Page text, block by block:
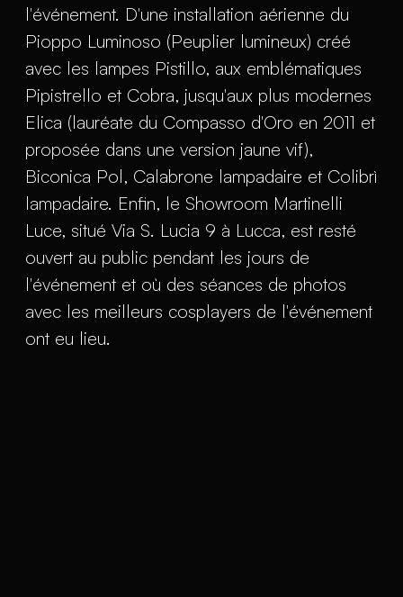
l'événement. D'une installation aérienne du
Pioppo Luminoso (Peuplier lumineux) créé
avec les lampes Pistillo, aux emblématiques
Pipistrello et Cobra, jusqu'aux plus modernes
Elica (lauréate du Compasso d'Oro en 2011 et
proposée dans une version jaune vif),
Biconica Pol, Calabrone lampadaire et Colibrì
lampadaire. Enfin, le Showroom Martinelli
Luce, situé Via S. Lucia 9 à Lucca, est resté
ouvert au public pendant les jours de
l'événement et où des séances de photos
avec les meilleurs cosplayers de l'événement
ont eu lieu.